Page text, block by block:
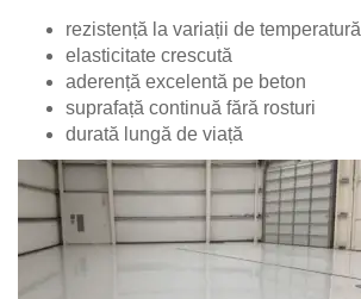
rezistență la variații de temperatură
elasticitate crescută
aderență excelentă pe beton
suprafață continuă fără rosturi
durată lungă de viață